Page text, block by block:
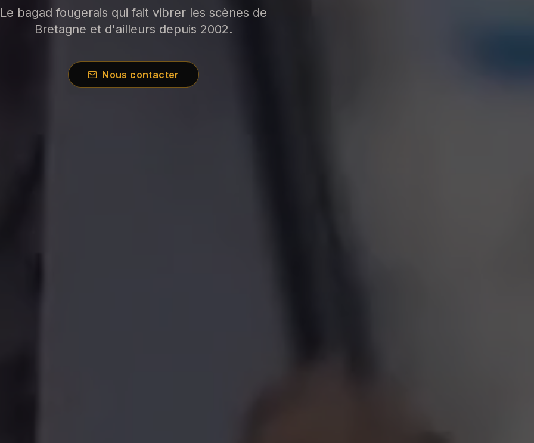
Le bagad fougerais qui fait vibrer les scènes de
Bretagne et d'ailleurs depuis 2002.
Nous contacter